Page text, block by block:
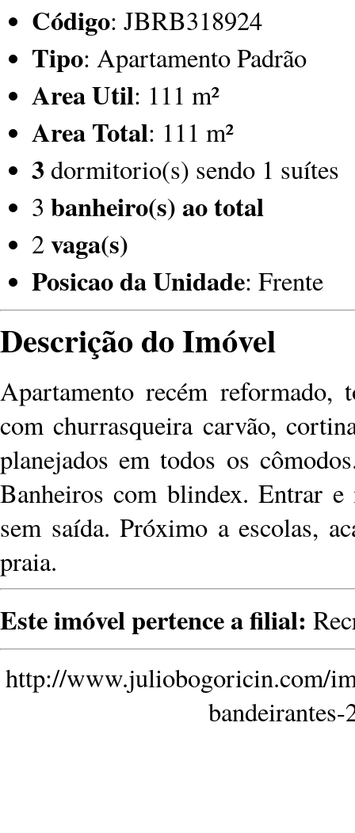
Código: JBRB318924
Tipo: Apartamento Padrão
Area Util: 111 m²
Area Total: 111 m²
3 dormitorio(s) sendo 1 suítes
3 banheiro(s) ao total
2vaga(s)
Posicao da Unidade: Frente
Descrição do Imóvel
Apartamento recém reformado,
com churrasqueira carvão,
planejados em todos os
Banheiros com blindex. Entrar
sem saída. Próximo a escolas,
praia.
Este imóvel pertence a filial:
http://www.juliobogoricin.com/